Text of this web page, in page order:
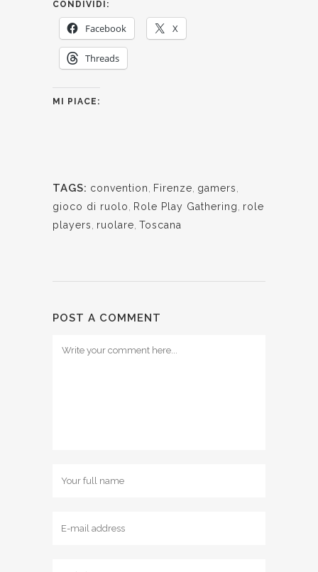
CONDIVIDI:
Facebook X
Threads
MI PIACE:
TAGS: convention Firenze gamers
gioco di ruolo
Role Play Gathering
role
players
ruolare Toscana
POST A COMMENT